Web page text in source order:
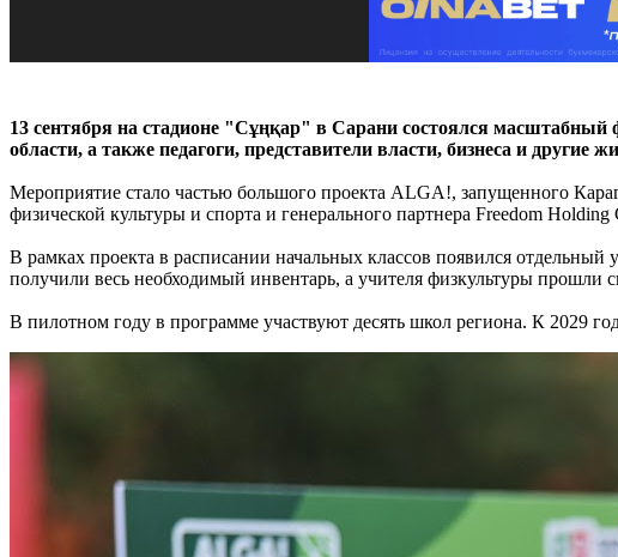
13 сентября на стадионе "Сұңқар" в Сарани состоялся масштабный
области, а также педагоги, представители власти, бизнеса и другие
Мероприятие стало частью большого проекта ALGA!, запущенного
физической культуры и спорта и генерального партнера Freedom Holding
В рамках проекта в расписании начальных классов появился
получили весь необходимый инвентарь, а учителя физкультуры прошли
В пилотном году в программе участвуют десять школ региона. К 2029